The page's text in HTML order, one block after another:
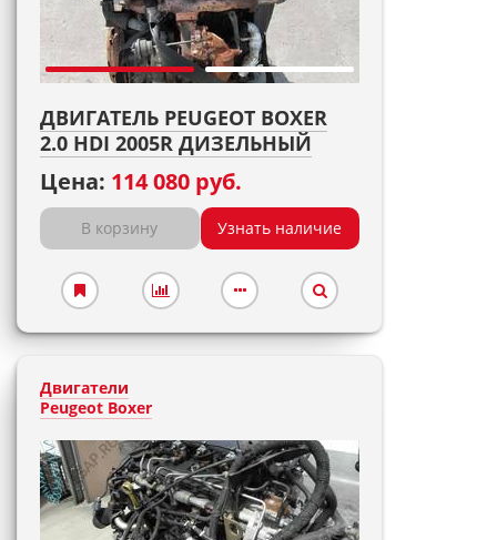
ДВИГАТЕЛЬ PEUGEOT BOXER
2.0 HDI 2005R ДИЗЕЛЬНЫЙ
Цена: 114 080 руб.
В корзину Узнать наличие
Двигатели
Peugeot Boxer